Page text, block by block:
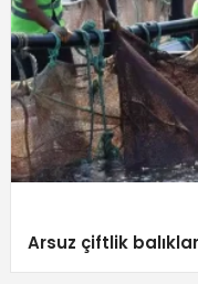
Arsuz çiftlik